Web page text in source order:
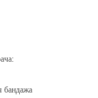
бандажа